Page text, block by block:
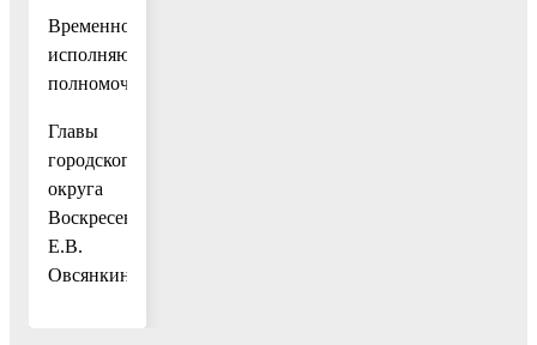
Временно
исполняющий
полномочия
Главы
городского
округа
Воскресенск
Е.В.
Овсянкина